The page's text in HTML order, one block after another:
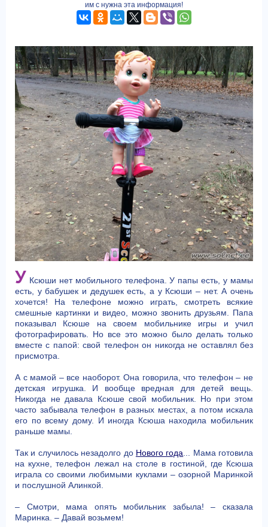
им с нужна эта информация!
У Ксюши нет мобильного телефона. У папы есть, у мамы
есть, у бабушек и дедушек есть, а у Ксюши – нет. А очень
хочется! На телефоне можно играть, смотреть всякие
смешные картинки и видео, можно звонить друзьям. Папа
показывал Ксюше на своем мобильнике игры и учил
фотографировать. Но все это можно было делать только
вместе с папой: свой телефон он никогда не оставлял без
присмотра.
А с мамой – все наоборот. Она говорила, что телефон – не
детская игрушка. И вообще вредная для детей вещь.
Никогда не давала Ксюше свой мобильник. Но при этом
часто забывала телефон в разных местах, а потом искала
его по всему дому. И иногда Ксюша находила мобильник
раньше мамы.
Так и случилось незадолго до Нового года ... Мама готовила
на кухне, телефон лежал на столе в гостиной, где Ксюша
играла со своими любимыми куклами – озорной Маринкой
и послушной Алинкой.
– Смотри, мама опять мобильник забыла! – сказала
Маринка. – Давай возьмем!